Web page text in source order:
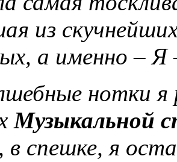
из
а именно – Я
нотки я
Музыкальной
спешке, я